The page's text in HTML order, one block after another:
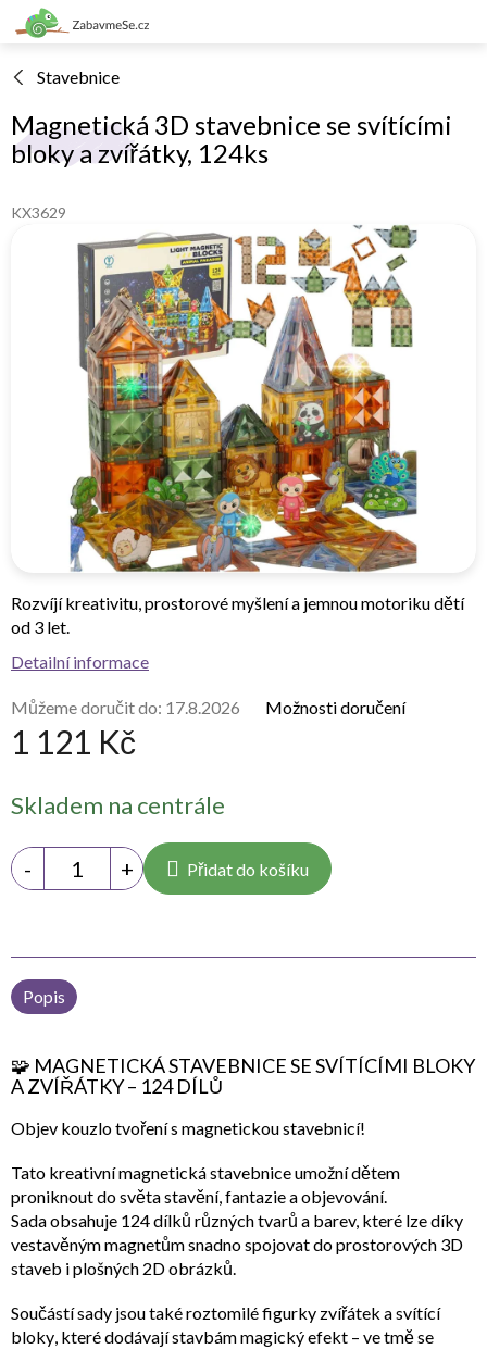
Přejít
na
Stavebnice
Magnetická 3D stavebnice se svítícími
bloky a zvířátky, 124ks
KX3629
1 121 Kč
cena:
Skladem na centrále
Můžeme doručit do: 17.8.2026 Možnosti doručení
Přidat do košíku
Rozvíjí kreativitu, prostorové myšlení a jemnou motoriku dětí
od 3 let.
Detailní informace
Popis
🧩 MAGNETICKÁ STAVEBNICE SE SVÍTÍCÍMI BLOKY
A ZVÍŘÁTKY – 124 DÍLŮ
Objev kouzlo tvoření s magnetickou stavebnicí!
Tato kreativnímagnetická stavebniceumožní dětem
proniknout do světa stavění, fantazie a objevování.
Sada obsahuje 124 dílků různých tvarů a barev, které lze díky
vestavěným magnetům snadno spojovat doprostorových 3D
staveb iplošných 2D obrázků.
Součástí sady jsou takéroztomilé figurky zvířátek asvítící
bloky, které dodávají stavbám magický efekt – ve tmě se